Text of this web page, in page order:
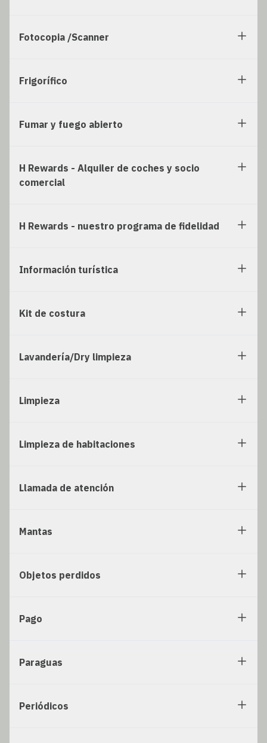
Fotocopia /Scanner
Frigorífico
Fumar y fuego abierto
H Rewards - Alquiler de coches y socio
comercial
H Rewards - nuestro programa de fidelidad
Información turística
Kit de costura
Lavandería/Dry limpieza
Limpieza
Limpieza de habitaciones
Llamada de atención
Mantas
Objetos perdidos
Pago
Paraguas
Periódicos